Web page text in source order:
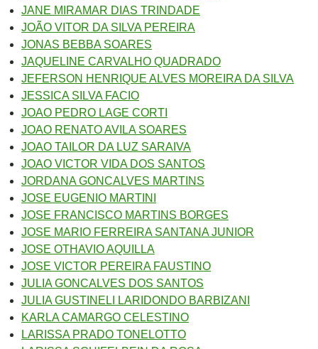
JANE MIRAMAR DIAS TRINDADE
JOÃO VITOR DA SILVA PEREIRA
JONAS BEBBA SOARES
JAQUELINE CARVALHO QUADRADO
JEFERSON HENRIQUE ALVES MOREIRA DA SILVA
JESSICA SILVA FACIO
JOAO PEDRO LAGE CORTI
JOAO RENATO AVILA SOARES
JOAO TAILOR DA LUZ SARAIVA
JOAO VICTOR VIDA DOS SANTOS
JORDANA GONCALVES MARTINS
JOSE EUGENIO MARTINI
JOSE FRANCISCO MARTINS BORGES
JOSE MARIO FERREIRA SANTANA JUNIOR
JOSE OTHAVIO AQUILLA
JOSE VICTOR PEREIRA FAUSTINO
JULIA GONCALVES DOS SANTOS
JULIA GUSTINELI LARIDONDO BARBIZANI
KARLA CAMARGO CELESTINO
LARISSA PRADO TONELOTTO